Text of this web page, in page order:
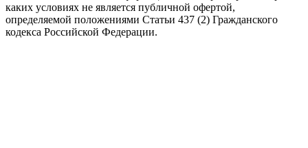
каких условиях не является публичной офертой,
определяемой положениями Статьи 437 (2) Гражданского
кодекса Российской Федерации.